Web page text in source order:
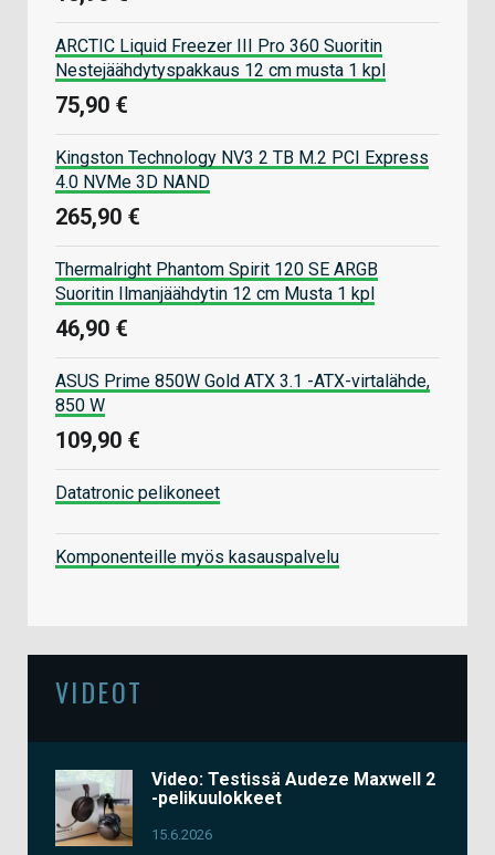
ARCTIC Liquid Freezer III Pro 360 Suoritin
Nestejäähdytyspakkaus 12 cm musta 1 kpl
75,90 €
Kingston Technology NV3 2 TB M.2 PCI Express
4.0 NVMe 3D NAND
265,90 €
Thermalright Phantom Spirit 120 SE ARGB
Suoritin Ilmanjäähdytin 12 cm Musta 1 kpl
46,90 €
ASUS Prime 850W Gold ATX 3.1 -ATX-virtalähde,
850 W
109,90 €
Datatronic pelikoneet
Komponenteille myös kasauspalvelu
VIDEOT
Video: Testissä Audeze Maxwell 2
-pelikuulokkeet
15.6.2026